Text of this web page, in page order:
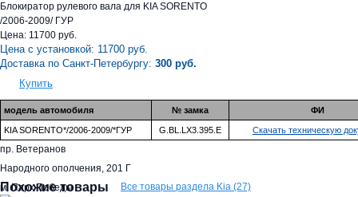
Блокиратор рулевого вала для KIA SORENTO
/2006-2009/ ГУР
Цена: 11700 руб.
Цена с установкой: 11700 руб.
Доставка по Санкт-Петербургу: 300 руб.
Купить
модель автомобиля № замка ФИ
KIA SORENTO*/2006-2009/*ГУР G.BL.LX3.395.E Скачать техническую
Похожие товары Все товары раздела Kia (27)
пр. Ветеранов
Народного ополчения, 201 Г
м. Парк Победы